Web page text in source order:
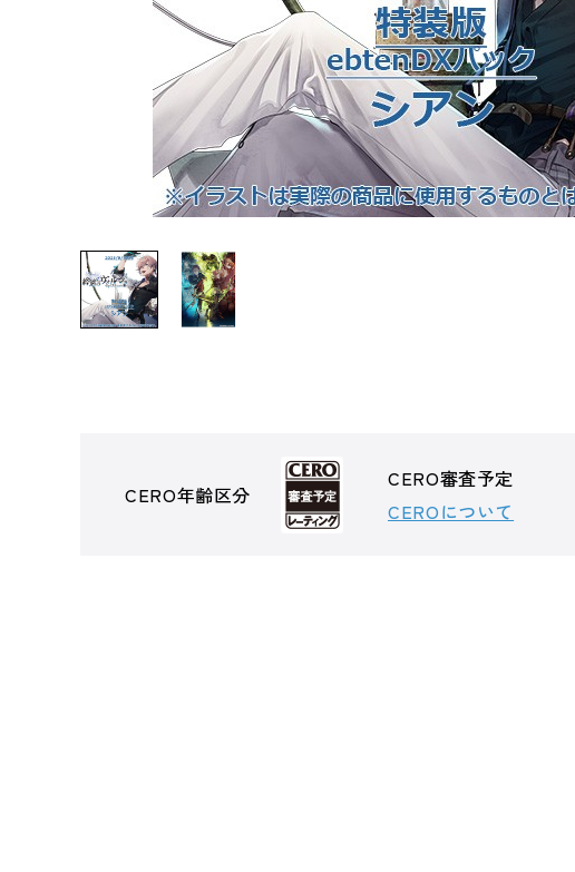
CERO年齢区分
CERO審査予定
CEROについて